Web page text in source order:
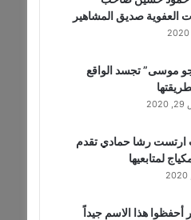
العفوية صديق المشاهير
موسى” تجسد الواقع
ارتست رشا حمادي تقدم
لمتابعيها
أحفظوا هذا الاسم جيداً